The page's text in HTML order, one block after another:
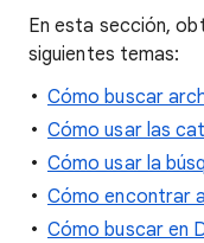
En esta sección,
siguientes temas:
Cómo buscar
Cómo usar las
Cómo usar la
Cómo encontrar
Cómo buscar en